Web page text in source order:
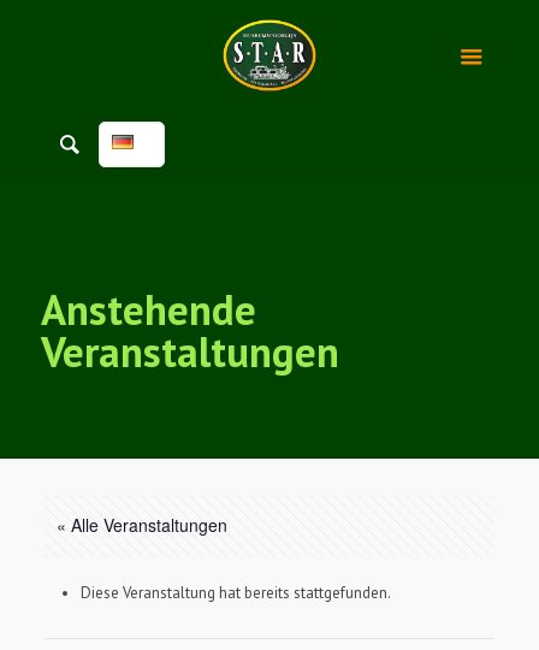
Anstehende
Veranstaltungen
« Alle Veranstaltungen
Diese Veranstaltung hat bereits stattgefunden.